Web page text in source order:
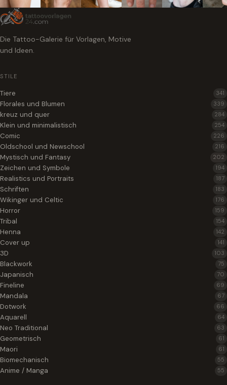
Die Tattoo-Galerie für Vorlagen, Motive
und Ideen.
STILE
Tiere 341
Florales und Blumen 339
kreuz und quer 284
Klein und minimalistisch 254
Comic 226
Oldschool und Newschool 216
Mystisch und Fantasy 202
Zeichen und Symbole 194
Realistics und Portraits 187
Schriften 183
Wikinger und Celtic 176
Horror 159
Tribal 154
Henna 142
Cover up 141
3D 103
Blackwork 75
Japanisch 70
Fineline 69
Mandala 67
Dotwork 66
Aquarell 64
Neo Traditional 63
Geometrisch 61
Maori 61
Biomechanisch 55
Anime / Manga 55